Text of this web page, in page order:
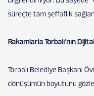
süreçte tam şeffaflık
Rakamlarla Torbalı’nın
Torbalı Belediye Başkanı
dönüşümün boyutunu